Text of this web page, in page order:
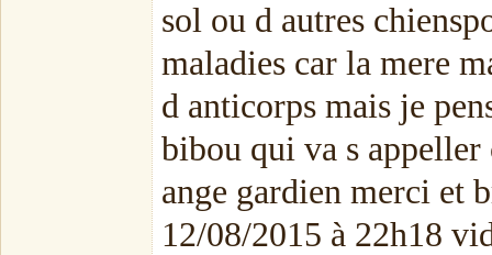
sol ou d autres
maladies car la mere
d anticorps mais je
bibou qui va s
ange gardien merci et
12/08/2015 à 22h18